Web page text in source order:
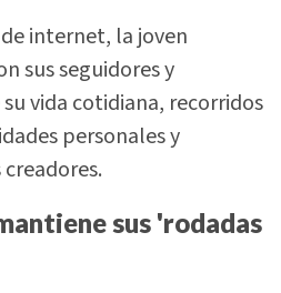
internet, la joven
sus seguidores y
vida cotidiana, recorridos
personales y
sus 'rodadas